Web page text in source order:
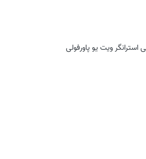
استرانگر ویت یو پاورفولی